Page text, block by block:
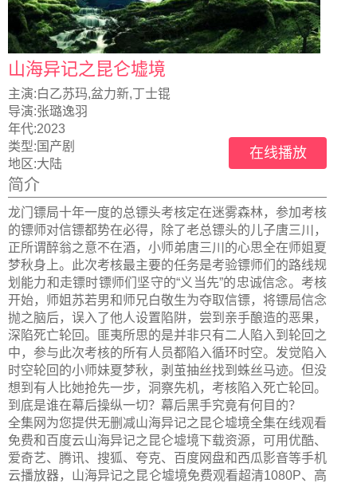
山海异记之昆仑墟境
主演:白乙苏玛,盆力新,丁士锟
导演:张璐逸羽
年代:2023
类型: 国产剧
地区:大陆
在线播放
简介
龙门镖局十年一度的总镖头考核定在迷雾森林，参加考核
的镖师对信镖都势在必得，除了老总镖头的儿子唐三川，
正所谓醉翁之意不在酒，小师弟唐三川的心思全在师姐夏
梦秋身上。此次考核最主要的任务是考验镖师们的路线规
划能力和走镖时镖师们坚守的“义当先”的忠诚信念。考核
开始，师姐苏若男和师兄白敬生为夺取信镖，将镖局信念
抛之脑后，误入了他人设置陷阱，尝到亲手酿造的恶果，
深陷死亡轮回。匪夷所思的是并非只有二人陷入到轮回之
中，参与此次考核的所有人员都陷入循环时空。发觉陷入
时空轮回的小师妹夏梦秋，剥茧抽丝找到蛛丝马迹。但没
想到有人比她抢先一步，洞察先机，考核陷入死亡轮回。
到底是谁在幕后操纵一切？幕后黑手究竟有何目的？
全集网为您提供无删减山海异记之昆仑墟境全集在线观看
免费和百度云山海异记之昆仑墟境下载资源，可用优酷、
爱奇艺、腾讯、搜狐、夸克、百度网盘和西瓜影音等手机
云播放器，山海异记之昆仑墟境免费观看超清1080P、高